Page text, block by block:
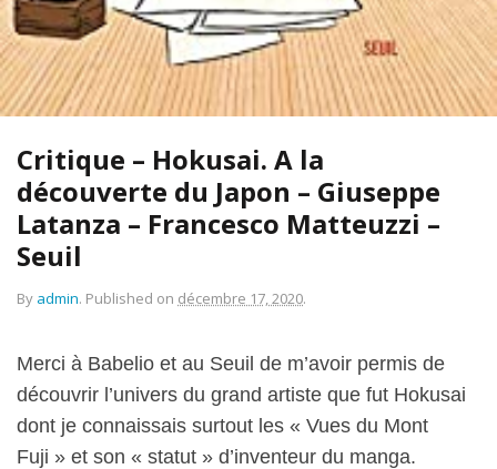
Critique – Hokusai. A la
découverte du Japon – Giuseppe
Latanza – Francesco Matteuzzi –
Seuil
By admin. Published on décembre 17, 2020.
Merci à Babelio et au Seuil de m’avoir permis de
découvrir l’univers du grand artiste que fut Hokusai
dont je connaissais surtout les « Vues du Mont
Fuji » et son « statut » d’inventeur du manga.